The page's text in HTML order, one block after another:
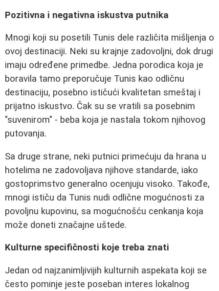
Pozitivna i negativna iskustva putnika
Mnogi koji su posetili Tunis dele različita mišljenja o
ovoj destinaciji. Neki su krajnje zadovoljni, dok drugi
imaju određene primedbe. Jedna porodica koja je
boravila tamo preporučuje Tunis kao odličnu
destinaciju, posebno ističući kvalitetan smeštaj i
prijatno iskustvo. Čak su se vratili sa posebnim
"suvenirom" - beba koja je nastala tokom njihovog
putovanja.
Sa druge strane, neki putnici primećuju da hrana u
hotelima ne zadovoljava njihove standarde, iako
gostoprimstvo generalno ocenjuju visoko. Takođe,
mnogi ističu da Tunis nudi odlične mogućnosti za
povoljnu kupovinu, sa mogućnošću cenkanja koja
može doneti značajne uštede.
Kulturne specifičnosti koje treba znati
Jedan od najzanimljivijih kulturnih aspekata koji se
često pominje jeste poseban interes lokalnog